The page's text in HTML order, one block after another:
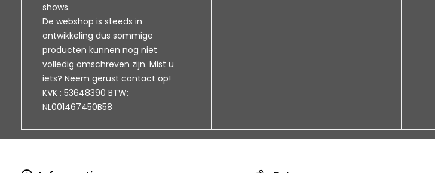
shows.
De webshop is steeds in
ontwikkeling dus sommige
producten kunnen nog niet
volledig omschreven zijn. Mist u
iets? Neem gerust contact op!
KVK : 53648390 BTW:
NL001467450B58